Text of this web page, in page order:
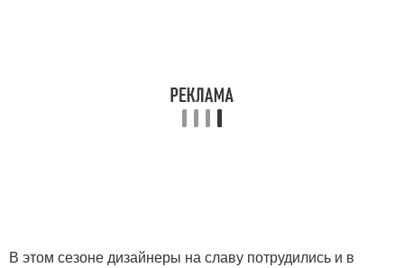
В этом сезоне дизайнеры на славу потрудились и в